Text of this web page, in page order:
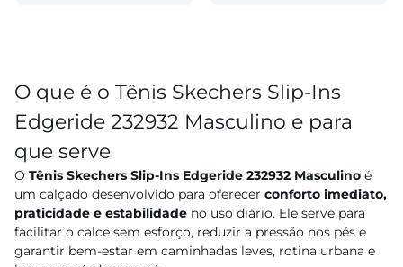
O que é o Tênis Skechers Slip-Ins
Edgeride 232932 Masculino e para
que serve
O Tênis Skechers Slip-Ins Edgeride 232932 Masculino é
um calçado desenvolvido para oferecer conforto imediato,
praticidade e estabilidade no uso diário. Ele serve para
facilitar o calce sem esforço, reduzir a pressão nos pés e
garantir bem-estar em caminhadas leves, rotina urbana e